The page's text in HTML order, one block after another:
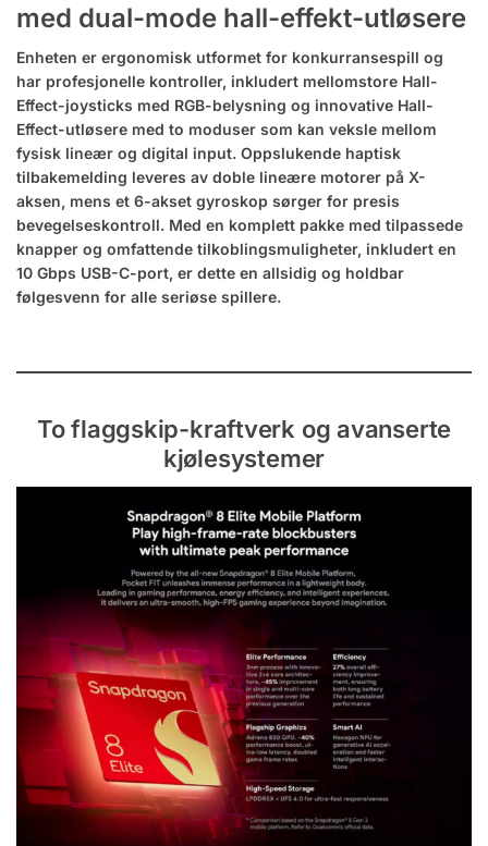
med dual-mode hall-effekt-utløsere
Enheten er ergonomisk utformet for konkurransespill og
har profesjonelle kontroller, inkludert mellomstore Hall-
Effect-joysticks med RGB-belysning og innovative Hall-
Effect-utløsere med to moduser som kan veksle mellom
fysisk lineær og digital input. Oppslukende haptisk
tilbakemelding leveres av doble lineære motorer på X-
aksen, mens et 6-akset gyroskop sørger for presis
bevegelseskontroll. Med en komplett pakke med tilpassede
knapper og omfattende tilkoblingsmuligheter, inkludert en
10 Gbps USB-C-port, er dette en allsidig og holdbar
følgesvenn for alle seriøse spillere.
To flaggskip-kraftverk og avanserte
kjølesystemer